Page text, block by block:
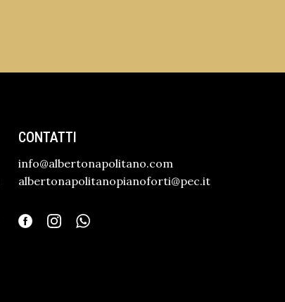
CONTATTI
info@albertonapolitano.com
albertonapolitanopianoforti@pec.it